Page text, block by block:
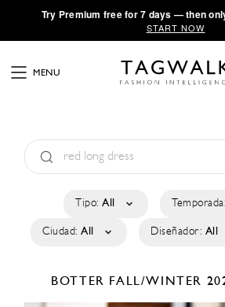
·Try Premium free for 7 days — then
START NOW
MENU
Tipo: All Temporada:
Ciudad: All Diseñador: All
BOTTER FALL/WINTER